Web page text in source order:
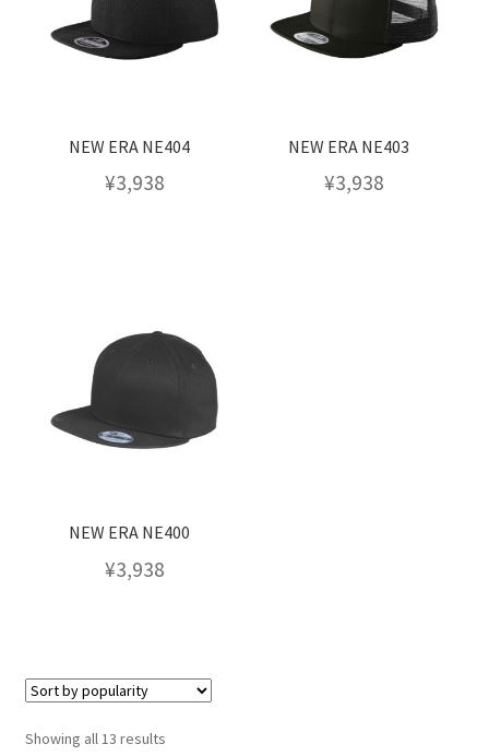
NEW ERA NE404
¥3,938
NEW ERA NE403
¥3,938
NEW ERA NE400
¥3,938
Showing all 13 results